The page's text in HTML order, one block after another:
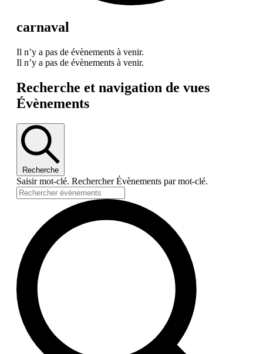
carnaval
Il n’y a pas de évènements à venir.
Il n’y a pas de évènements à venir.
Recherche et navigation de vues
Évènements
Recherche
Saisir mot-clé. Rechercher Évènements par mot-clé.